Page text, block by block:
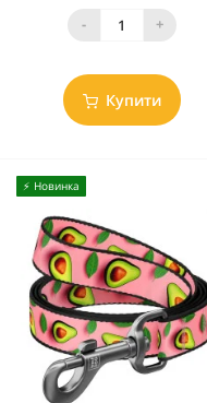
- +
Купити
⚡️ Новинка